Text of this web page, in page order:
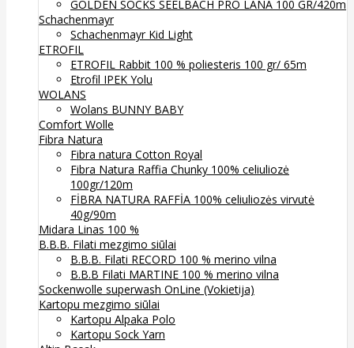
GOLDEN SOCKS SEELBACH PRO LANA 100 GR/420m
Schachenmayr
Schachenmayr Kid Light
ETROFIL
ETROFIL Rabbit 100 % poliesteris 100 gr/ 65m
Etrofil IPEK Yolu
WOLANS
Wolans BUNNY BABY
Comfort Wolle
Fibra Natura
Fibra natura Cotton Royal
Fibra Natura Raffia Chunky 100% celiuliozė
100gr/120m
FİBRA NATURA RAFFİA 100% celiuliozės virvutė
40g/90m
Midara Linas 100 %
B.B.B. Filati mezgimo siūlai
B.B.B. Filati RECORD 100 % merino vilna
B.B.B Filati MARTINE 100 % merino vilna
Sockenwolle superwash OnLine (Vokietija)
Kartopu mezgimo siūlai
Kartopu Alpaka Polo
Kartopu Sock Yarn